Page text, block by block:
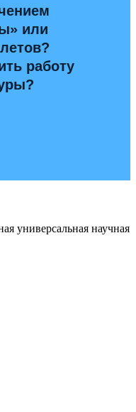
или
работу
универсальная научная